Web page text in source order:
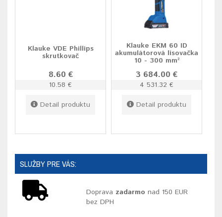
Klauke VDE Phillips
skrutkovač
8.60 €
10.58 €
Detail produktu
Klauke EKM 60 ID
akumulátorová lisovačka
10 - 300 mm²
3 684.00 €
4 531.32 €
Detail produktu
SLUŽBY PRE VÁS:
Doprava zadarmo nad 150 EUR
bez DPH